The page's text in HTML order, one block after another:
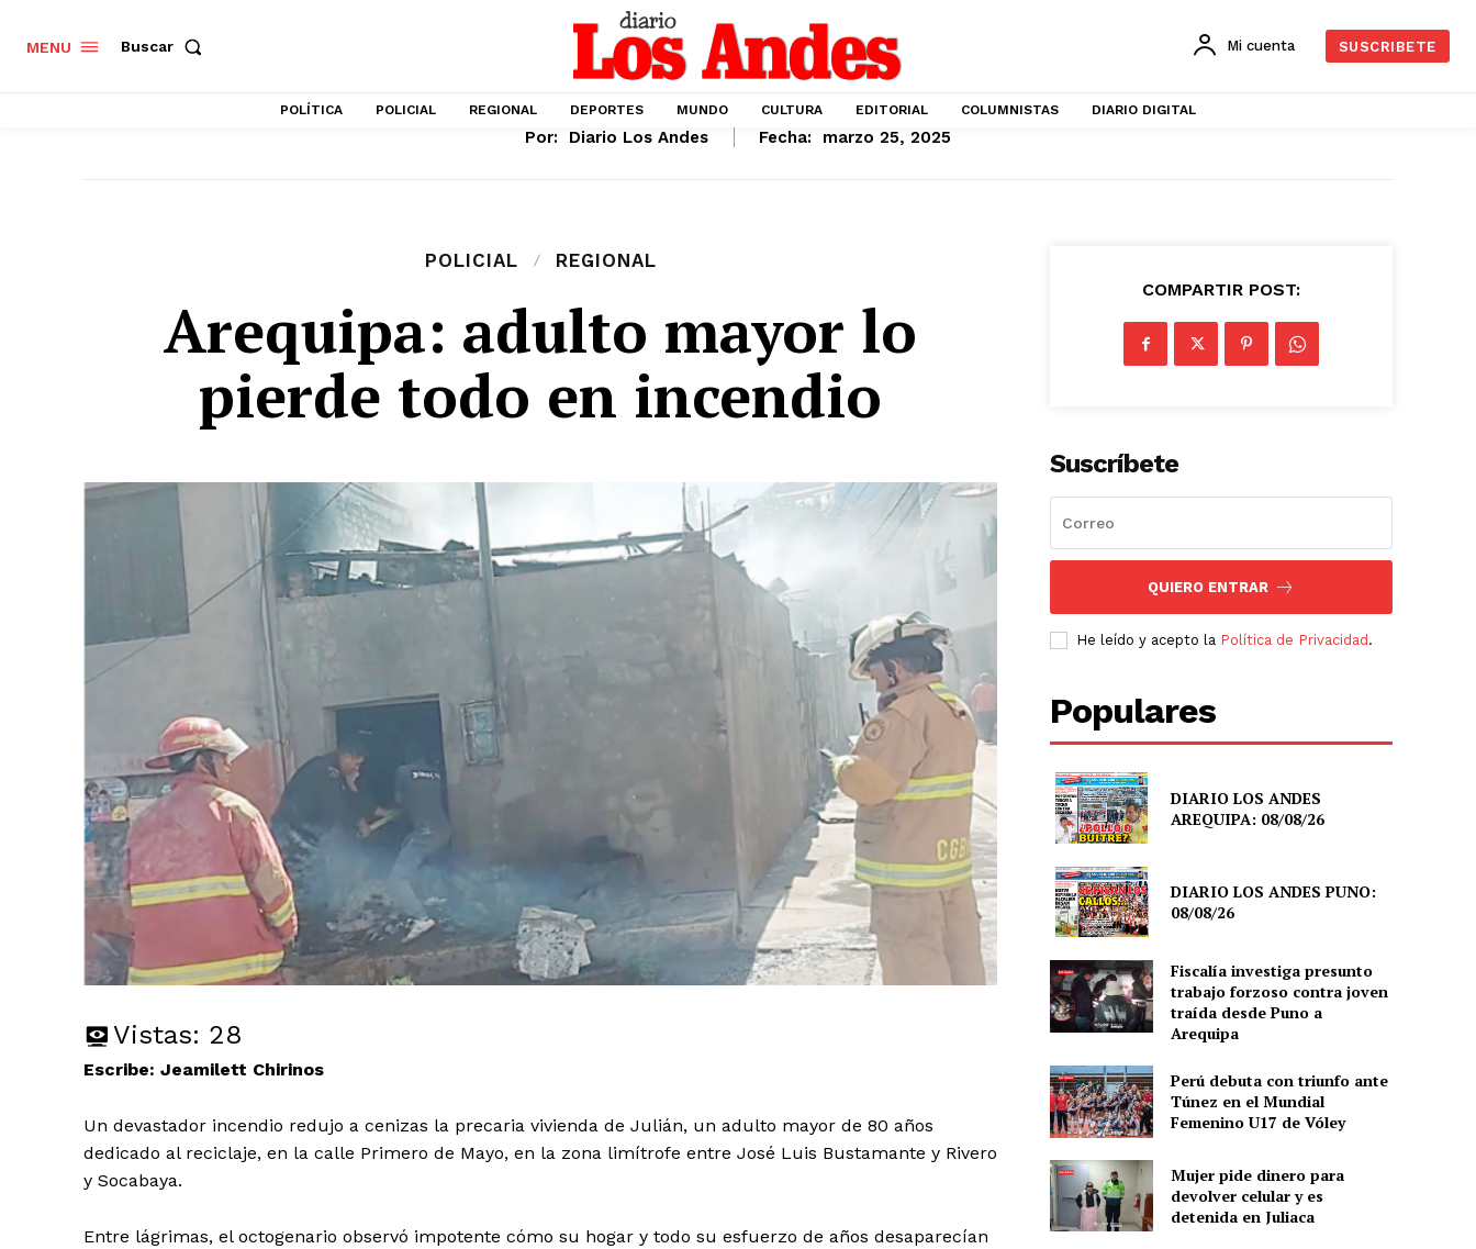
MENU Buscar Mi cuenta SUSCRIBETE
POLÍTICA POLICIAL REGIONAL DEPORTES MUNDO CULTURA EDITORIAL COLUMNISTAS DIARIO DIGITAL
Por: Diario Los Andes Fecha: marzo 25, 2025
POLICIAL REGIONAL
Arequipa: adulto mayor lo
pierde todo en incendio
Vistas: 28
Escribe: Jeamilett Chirinos
Un devastador incendio redujo a cenizas la precaria vivienda de Julián, un adulto mayor de 80 años
dedicado al reciclaje, en la calle Primero de Mayo, en la zona limítrofe entre José Luis Bustamante y Rivero
y Socabaya.
Entre lágrimas, el octogenario observó impotente cómo su hogar y todo su esfuerzo de años desaparecían
COMPARTIR POST:
Suscríbete
QUIERO ENTRAR
He leído y acepto la Política de Privacidad .
Populares
DIARIO LOS ANDES
AREQUIPA: 08/08/26
DIARIO LOS ANDES PUNO:
08/08/26
Fiscalía investiga presunto
trabajo forzoso contra joven
traída desde Puno a
Arequipa
Perú debuta con triunfo ante
Túnez en el Mundial
Femenino U17 de Vóley
Mujer pide dinero para
devolver celular y es
detenida en Juliaca